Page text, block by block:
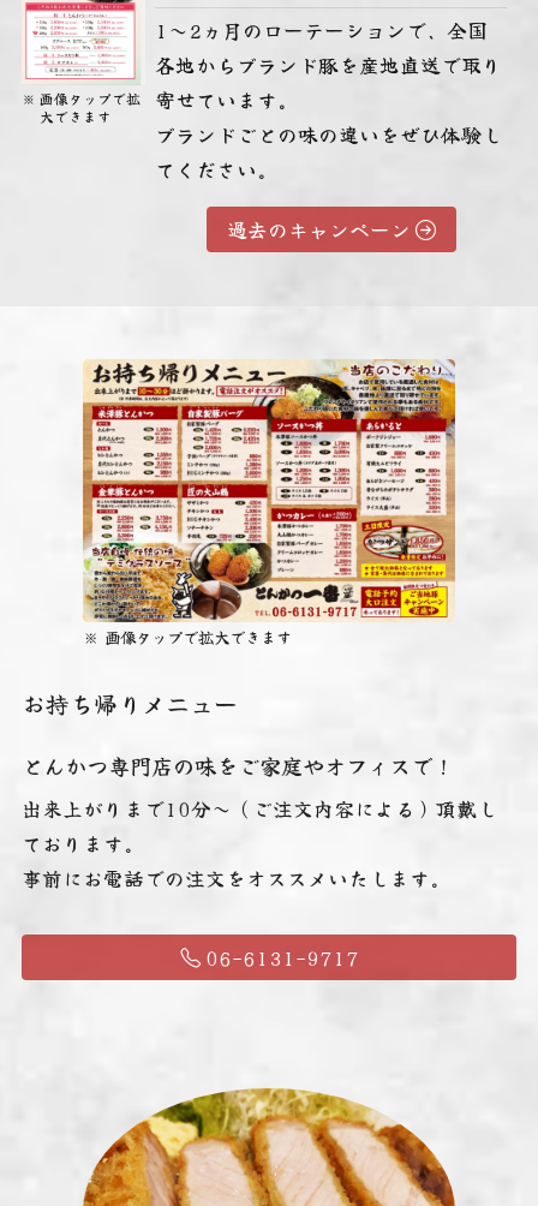
画像タップで拡
大できます
1～2ヵ月のローテーションで、全国
各地からブランド豚を産地直送で取り
寄せています。
ブランドごとの味の違いをぜひ体験し
てください。
過去のキャンペーン
画像タップで拡大できます
お持ち帰りメニュー
とんかつ専門店の味をご家庭やオフィスで！
出来上がりまで10分～（ご注文内容による）頂戴し
ております。
事前にお電話での注文をオススメいたします。
06-6131-9717